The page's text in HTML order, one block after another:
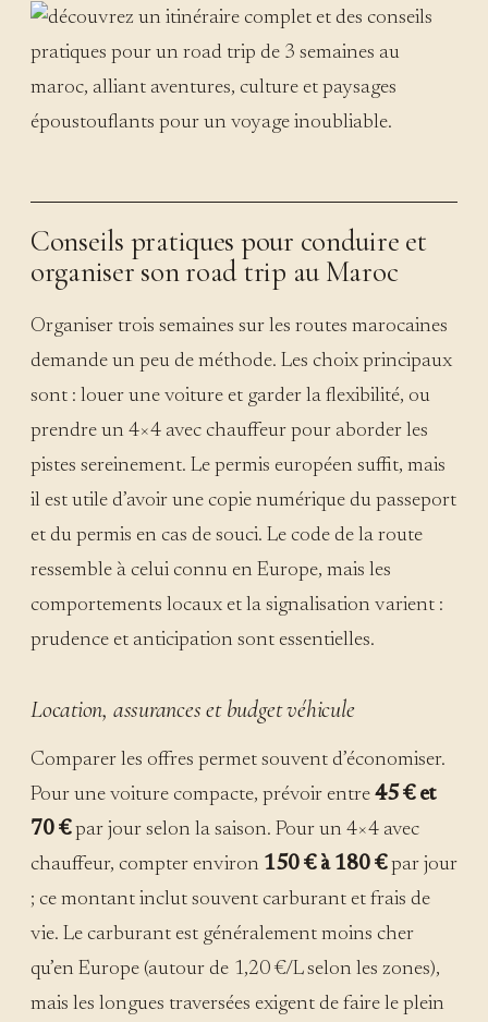
Conseils pratiques pour conduire et
organiser son road trip au Maroc
Organiser trois semaines sur les routes marocaines
demande un peu de méthode. Les choix principaux
sont : louer une voiture et garder la flexibilité, ou
prendre un 4×4 avec chauffeur pour aborder les
pistes sereinement. Le permis européen suffit, mais
il est utile d’avoir une copie numérique du passeport
et du permis en cas de souci. Le code de la route
ressemble à celui connu en Europe, mais les
comportements locaux et la signalisation varient :
prudence et anticipation sont essentielles.
Location, assurances et budget véhicule
Comparer les offres permet souvent d’économiser.
Pour une voiture compacte, prévoir entre 45 € et
70 €par jour selon la saison. Pour un 4×4 avec
chauffeur, compter environ 150 € à 180 €par jour
; ce montant inclut souvent carburant et frais de
vie. Le carburant est généralement moins cher
qu’en Europe (autour de 1,20 €/L selon les zones),
mais les longues traversées exigent de faire le plein